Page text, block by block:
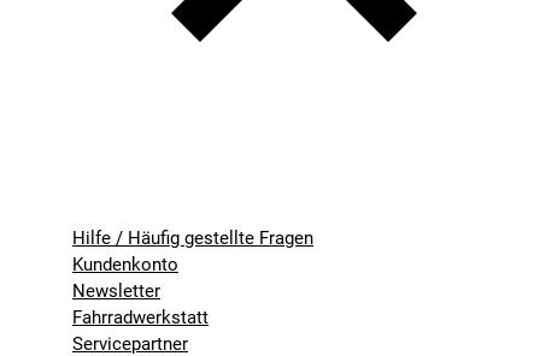
Hilfe / Häufig gestellte Fragen
Kundenkonto
Newsletter
Fahrradwerkstatt
Servicepartner